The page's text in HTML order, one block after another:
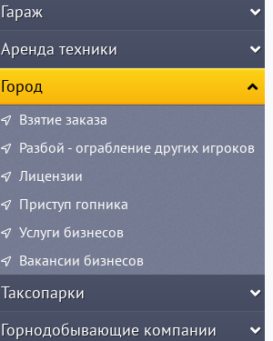
Гараж
Аренда техники
Город
Взятие заказа
Разбой - ограбление других игроков
Лицензии
Приступ гопника
Услуги бизнесов
Вакансии бизнесов
Таксопарки
Горнодобывающие компании